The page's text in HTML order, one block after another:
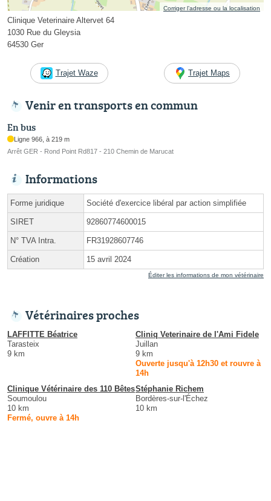
Corriger l’adresse ou la localisation
Clinique Veterinaire Altervet 64
1030 Rue du Gleysia
64530 Ger
Trajet Waze Trajet Maps
Venir en transports en commun
En bus
Ligne 966, à 219 m
Arrêt GER - Rond Point Rd817 - 210 Chemin de Marucat
Informations
Forme juridique Société d'exercice libéral par action simplifiée
SIRET 92860774600015
N° TVA Intra. FR31928607746
Création 15 avril 2024
Éditer les informations de mon vétérinaire
Vétérinaires proches
LAFFITTE Béatrice
Tarasteix
9 km
Cliniq Veterinaire de l'Ami Fidele
Juillan
9 km
Ouverte jusqu'à 12h30 et rouvre à
14h
Clinique Vétérinaire des 110 Bêtes
Soumoulou
10 km
Fermé, ouvre à 14h
Stéphanie Richem
Bordères-sur-l'Échez
10 km